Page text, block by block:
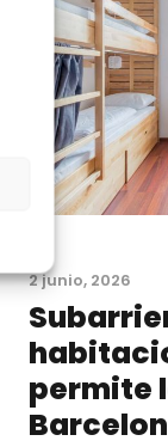
2 junio, 2026
permite